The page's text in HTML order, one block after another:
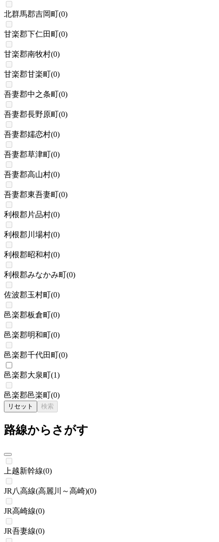
北群馬郡吉岡町(0)
甘楽郡下仁田町(0)
甘楽郡南牧村(0)
甘楽郡甘楽町(0)
吾妻郡中之条町(0)
吾妻郡長野原町(0)
吾妻郡嬬恋村(0)
吾妻郡草津町(0)
吾妻郡高山村(0)
吾妻郡東吾妻町(0)
利根郡片品村(0)
利根郡川場村(0)
利根郡昭和村(0)
利根郡みなかみ町(0)
佐波郡玉村町(0)
邑楽郡板倉町(0)
邑楽郡明和町(0)
邑楽郡千代田町(0)
邑楽郡大泉町(1)
邑楽郡邑楽町(0)
リセット 検索
路線からさがす
上越新幹線(0)
JR八高線(高麗川～高崎)(0)
JR高崎線(0)
JR吾妻線(0)